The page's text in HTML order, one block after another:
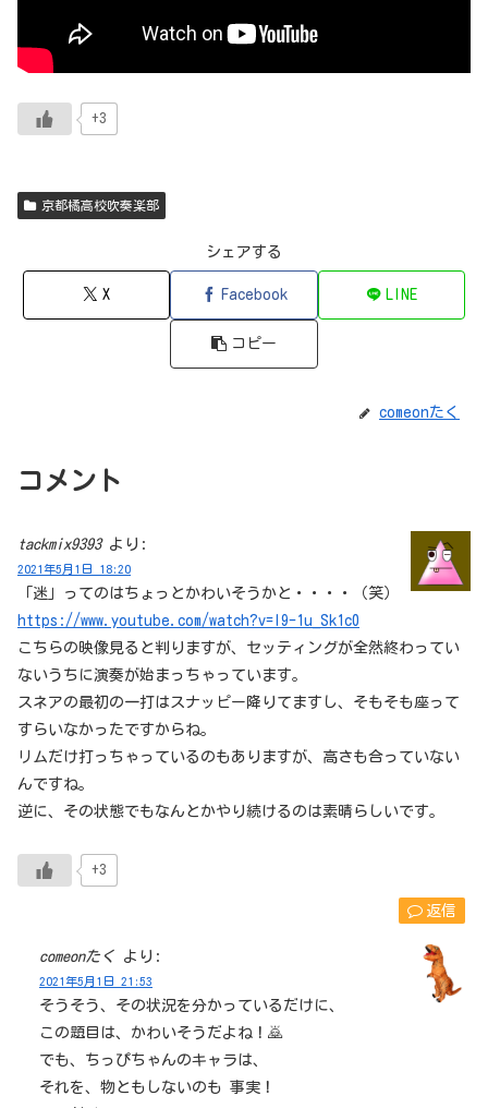
+3
京都橘高校吹奏楽部
シェアする
X Facebook LINE
コピー
comeonたく
コメント
tackmix9393 より:
2021年5月1日 18:20
「迷」ってのはちょっとかわいそうかと・・・・（笑）
https://www.youtube.com/watch?v=l9-1u_Sk1c0
こちらの映像見ると判りますが、セッティングが全然終わってい
ないうちに演奏が始まっちゃっています。
スネアの最初の一打はスナッピー降りてますし、そもそも座って
すらいなかったですからね。
リムだけ打っちゃっているのもありますが、高さも合っていない
んですね。
逆に、その状態でもなんとかやり続けるのは素晴らしいです。
+3
返信
comeonたく より:
2021年5月1日 21:53
そうそう、その状況を分かっているだけに、
この題目は、かわいそうだよね！🙇
でも、ちっぴちゃんのキャラは、
それを、物ともしないのも 事実！